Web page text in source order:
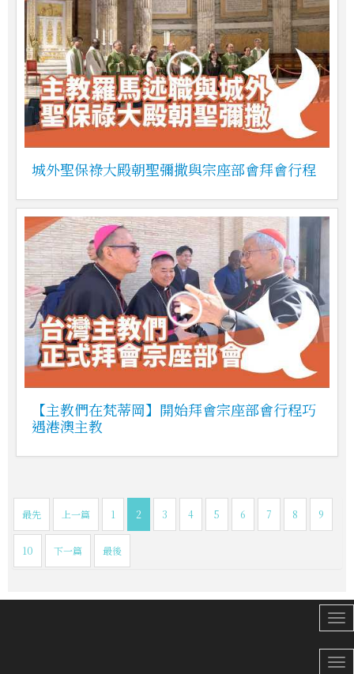
城外聖保祿大殿朝聖彌撒與宗座部會拜會行程
【主教們在梵蒂岡】開始拜會宗座部會行程巧
遇港澳主教
最先 上一篇 1 2 3 4 5 6 7 8 9
10 下一篇 最後